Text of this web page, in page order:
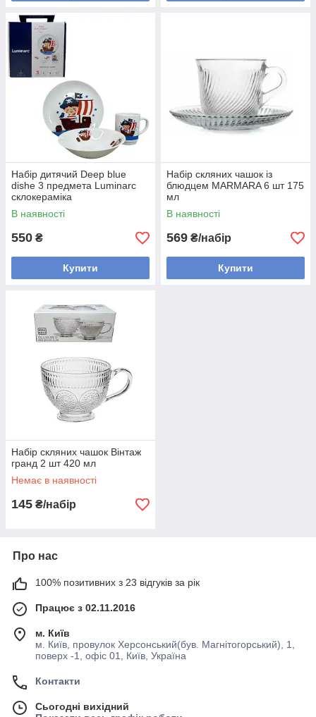
Набір дитячий Deep blue
dishe 3 предмета Luminarc
склокераміка
В наявності
550 ₴
Купити
Набір скляних чашок із
блюдцем MARMARA 6 шт 175
мл
В наявності
569 ₴/набір
Купити
Набір скляних чашок Вінтаж
гранд 2 шт 420 мл
Немає в наявності
145 ₴/набір
Про нас
100% позитивних з 23 відгуків за рік
Працює з 02.11.2016
м. Київ
м. Київ, провулок Херсонський(був. Магнітогорський), 1,
поверх -1, офіс 01, Київ, Україна
Контакти
Сьогодні вихідний